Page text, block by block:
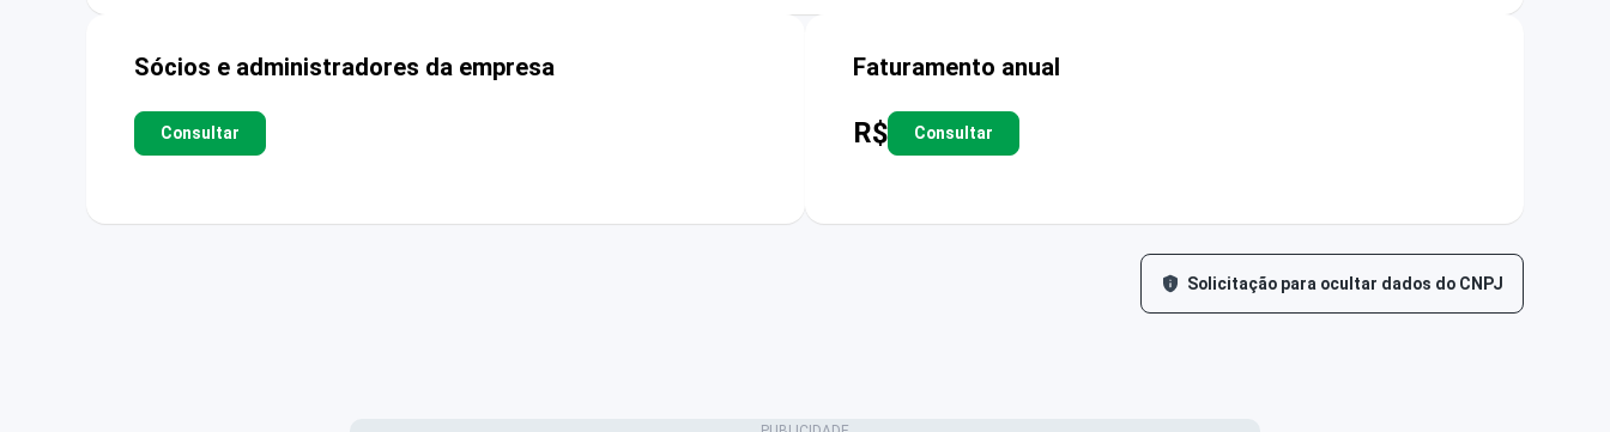
Sócios e administradores da empresa
Consultar
Faturamento anual
R$ Consultar
Solicitação para ocultar dados do CNPJ